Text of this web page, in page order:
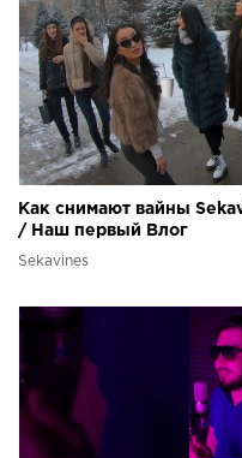
Как снимают вайны
/ Наш первый Влог
Sekavines